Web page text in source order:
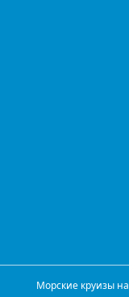
Морские круизы на